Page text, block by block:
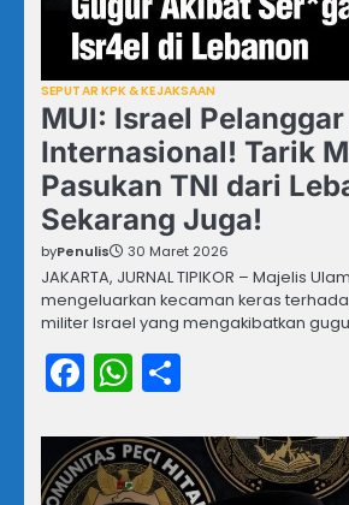
SEPUTAR KPK & KEJAKSAAN
MUI: Israel
Internasional! Tarik
Pasukan TNI dari
Sekarang Juga!
byPenulis 30 Maret 2026
JAKARTA, JURNAL TIPIKOR – Majelis
mengeluarkan kecaman keras
militer Israel yang mengakibatkan
Facebook
WhatsApp